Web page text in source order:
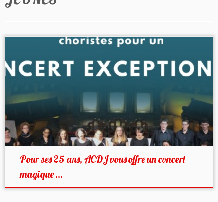
Pour ses 25 ans, ACDJ vous offre un concert
magique ...